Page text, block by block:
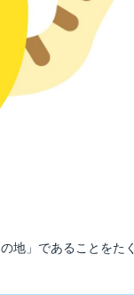
地」であることをたく